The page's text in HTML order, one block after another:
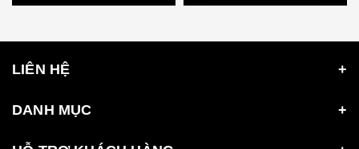
LIÊN HỆ
DANH MỤC